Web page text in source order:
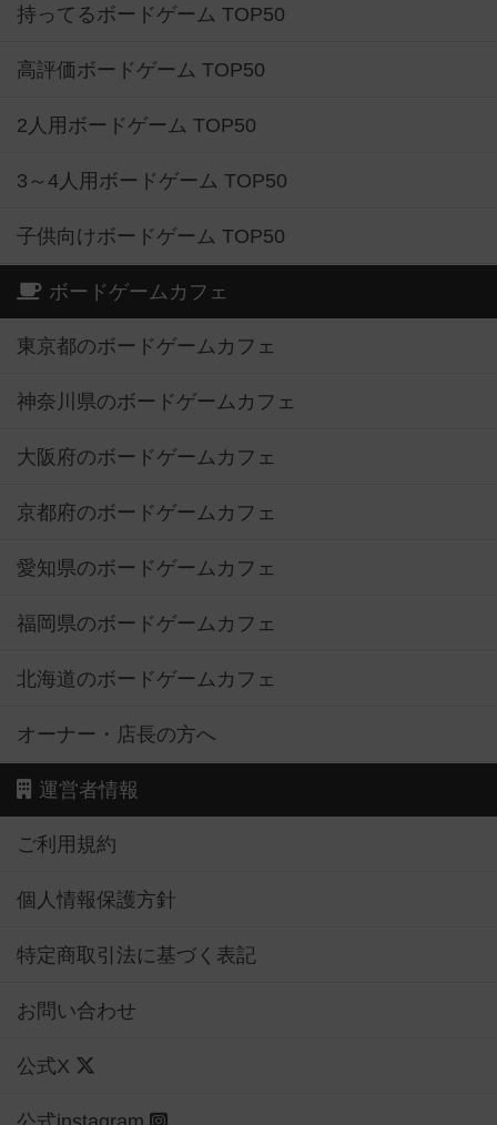
持ってるボードゲーム TOP50
高評価ボードゲーム TOP50
2人用ボードゲーム TOP50
3～4人用ボードゲーム TOP50
子供向けボードゲーム TOP50
ボードゲームカフェ
東京都のボードゲームカフェ
神奈川県のボードゲームカフェ
大阪府のボードゲームカフェ
京都府のボードゲームカフェ
愛知県のボードゲームカフェ
福岡県のボードゲームカフェ
北海道のボードゲームカフェ
オーナー・店長の方へ
運営者情報
ご利用規約
個人情報保護方針
特定商取引法に基づく表記
お問い合わせ
公式X